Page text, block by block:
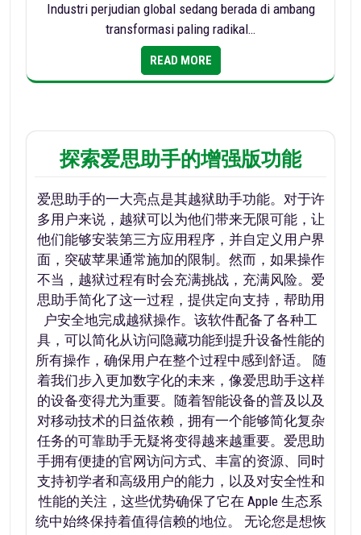
Industri perjudian global sedang berada di ambang
transformasi paling radikal…
READ MORE
探索爱思助手的增强版功能
爱思助手的一大亮点是其越狱助手功能。对于许
多用户来说，越狱可以为他们带来无限可能，让
他们能够安装第三方应用程序，并自定义用户界
面，突破苹果通常施加的限制。然而，如果操作
不当，越狱过程有时会充满挑战，充满风险。爱
思助手简化了这一过程，提供定向支持，帮助用
户安全地完成越狱操作。该软件配备了各种工
具，可以简化从访问隐藏功能到提升设备性能的
所有操作，确保用户在整个过程中感到舒适。 随
着我们步入更加数字化的未来，像爱思助手这样
的设备变得尤为重要。随着智能设备的普及以及
对移动技术的日益依赖，拥有一个能够简化复杂
任务的可靠助手无疑将变得越来越重要。爱思助
手拥有便捷的官网访问方式、丰富的资源、同时
支持初学者和高级用户的能力，以及对安全性和
性能的关注，这些优势确保了它在 Apple 生态系
统中始终保持着值得信赖的地位。 无论您是想恢